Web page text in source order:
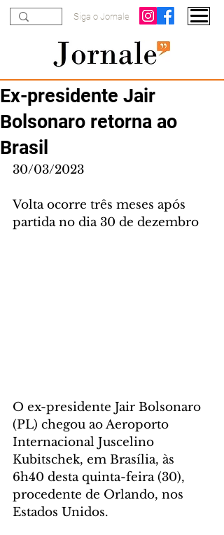
Siga o Jornale
Ex-presidente Jair
Bolsonaro retorna ao
Brasil
30/03/2023
Volta ocorre três meses após
partida no dia 30 de dezembro
O ex-presidente Jair Bolsonaro
(PL) chegou ao Aeroporto
Internacional Juscelino
Kubitschek, em Brasília, às
6h40 desta quinta-feira (30),
procedente de Orlando, nos
Estados Unidos.